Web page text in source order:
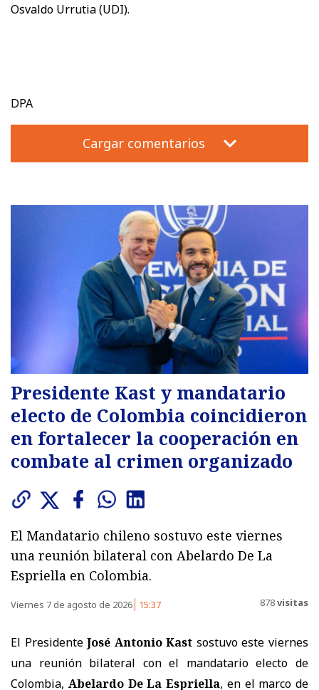
Osvaldo Urrutia (UDI).
DPA
Cargar comentarios
Presidente Kast y mandatario
electo de Colombia coincidieron
en fortalecer la cooperación en
combate al crimen organizado
El Mandatario chileno sostuvo este viernes
una reunión bilateral con Abelardo De La
Espriella en Colombia.
Viernes 7 de agosto de 2026 15:37 878visitas
El PresidenteJosé Antonio Kast sostuvo este viernes
una reunión bilateral con el mandatario electo de
Colombia, Abelardo De La Espriella, en el marco de